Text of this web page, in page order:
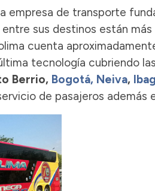
empresa de transporte
sus destinos están
cuenta
tecnología cubriendo
Berrio, Bogotá, Neiva,
de pasajeros además